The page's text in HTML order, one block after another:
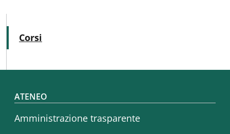
MAIN NAVIGATION
Corsi
Footer menu
ATENEO
Amministrazione trasparente